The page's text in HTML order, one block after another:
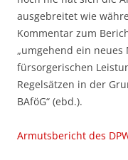
ausgebreitet wie
Kommentar zum
„umgehend ein
fürsorgerischen
Regelsätzen in der
BAföG“ (ebd.).
Armutsbericht des